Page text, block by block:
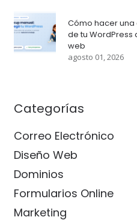
Cómo hacer
de tu WordPress
web
agosto 01, 2026
Categorías
Correo Electrónico
Diseño Web
Dominios
Formularios Online
Marketing